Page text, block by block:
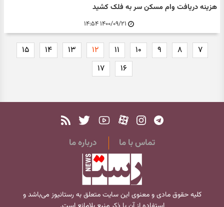
هزینه دریافت وام مسکن سر به فلک کشید
۱۴۰۰/۰۹/۲۱ ۱۴:۵۴
۷ ۸ ۹ ۱۰ ۱۱ ۱۲ ۱۳ ۱۴
۱۵
۱۶
۱۷
تماس با ما درباره ما
کلیه حقوق مادی و معنوی این سایت متعلق به رستانیوز می‌باشد و